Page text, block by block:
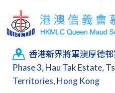
香港新界將軍澳厚德
Phase 3, Hau Tak Estate,
Territories, Hong Kong